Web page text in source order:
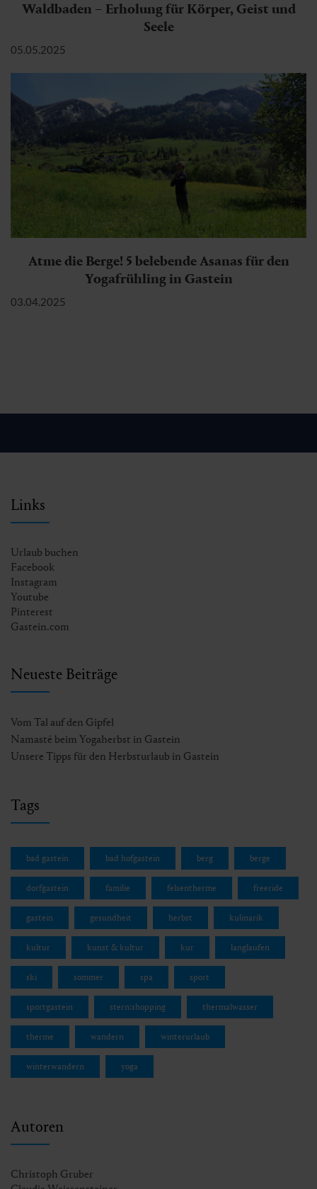
Waldbaden – Erholung für Körper, Geist und
Seele
05.05.2025
Atme die Berge! 5 belebende Asanas für den
Yogafrühling in Gastein
03.04.2025
Links
Urlaub buchen
Facebook
Instagram
Youtube
Pinterest
Gastein.com
Neueste Beiträge
Vom Tal auf den Gipfel
Namasté beim Yogaherbst in Gastein
Unsere Tipps für den Herbsturlaub in Gastein
Tags
bad gastein bad hofgastein berg berge
dorfgastein familie felsentherme freeride
gastein gesundheit herbst kulinarik
kultur kunst & kultur kur langlaufen
ski sommer spa sport
sportgastein stern:shopping thermalwasser
therme wandern winterurlaub
winterwandern yoga
Autoren
Christoph Gruber